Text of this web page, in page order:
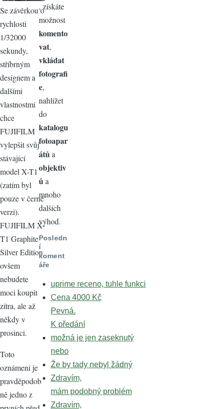
Se závěrkou o
rychlosti
1/32000
sekundy,
stříbrným
designem a
dalšími
vlastnostmi
chce
FUJIFILM
vylepšit svůj
stávající
model X-T1
(zatím byl
pouze v černé
verzi).
FUJIFILM X-
T1 Graphite
Silver Edition
ovšem
nebudete
moci koupit
zítra, ale až
někdy v
prosinci.
Toto
oznámení je
pravděpodob
ně jedno z
, získáte
možnost
komento
vat,
vkládat
fotografi
e,
nahlížet
do
katalogu
fotoapar
átů a
objektiv
ů a
mnoho
dalších
výhod.
Posledn
í
koment
áře
uprime receno, tuhle funkci
Cena 4000 Kč
Pevná.
K předání
možná je jen zaseknutý
nebo
Že by tady nebyl žádný
Zdravím,
mám podobný problém
Zdravím,